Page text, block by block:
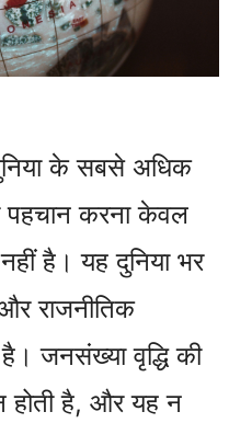
के सबसे अधिक
पहचान करना केवल
है। यह दुनिया भर
राजनीतिक
जनसंख्या वृद्धि की
होती है, और यह न